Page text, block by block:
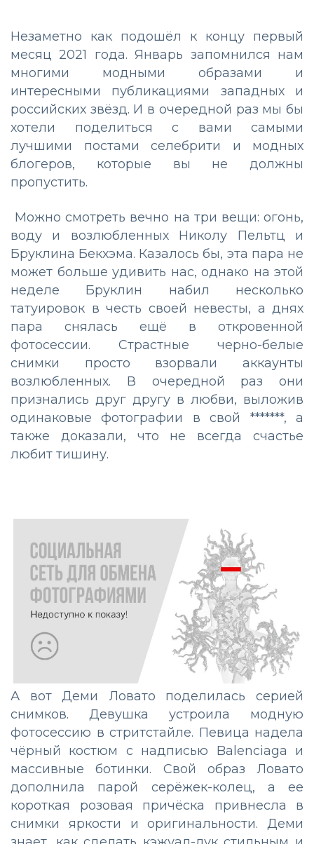
Незаметно как подошёл к концу первый
месяц 2021 года. Январь запомнился нам
многими модными образами и
интересными публикациями западных и
российских звёзд. И в очередной раз мы бы
хотели поделиться с вами самыми
лучшими постами селебрити и модных
блогеров, которые вы не должны
пропустить.
Можно смотреть вечно на три вещи: огонь,
воду и возлюбленных Николу Пельтц и
Бруклина Бекхэма. Казалось бы, эта пара не
может больше удивить нас, однако на этой
неделе Бруклин набил несколько
татуировок в честь своей невесты, а днях
пара снялась ещё в откровенной
фотосессии. Страстные черно-белые
снимки просто взорвали аккаунты
возлюбленных. В очередной раз они
признались друг другу в любви, выложив
одинаковые фотографии в свой *******, а
также доказали, что не всегда счастье
любит тишину.
А вот Деми Ловато поделилась серией
снимков. Девушка устроила модную
фотосессию в стритстайле. Певица надела
чёрный костюм с надписью Balenciaga и
массивные ботинки. Свой образ Ловато
дополнила парой серёжек-колец, а ее
короткая розовая причёска привнесла в
снимки яркости и оригинальности. Деми